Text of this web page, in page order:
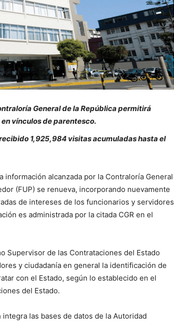
General de la República permitirá
vínculos de parentesco.
1,925,984 visitas acumuladas hasta el
alcanzada por la Contraloría General
(FUP) se renueva, incorporando nuevamente
de intereses de los funcionarios y servidores
es administrada por la citada CGR en el
Supervisor de las Contrataciones del Estado
y ciudadanía en general la identificación de
con el Estado, según lo establecido en el
del Estado.
las bases de datos de la Autoridad